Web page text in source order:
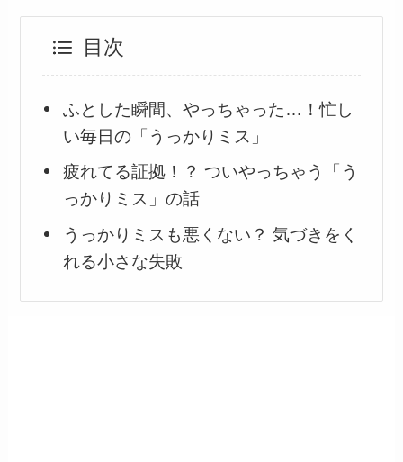
目次
ふとした瞬間、やっちゃった…！忙し
い毎日の「うっかりミス」
疲れてる証拠！？ ついやっちゃう「う
っかりミス」の話
うっかりミスも悪くない？ 気づきをく
れる小さな失敗